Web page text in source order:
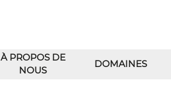
À PROPOS DE
NOUS
DOMAINES